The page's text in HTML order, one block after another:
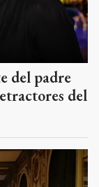
del padre
del